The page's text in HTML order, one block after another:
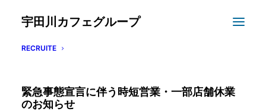
宇田川カフェグループ
RECRUITE
緊急事態宣言に伴う時短営業・一部店舗休業
のお知らせ